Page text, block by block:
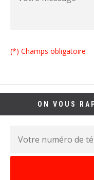
(*) Champs obligatoire
ON VOUS